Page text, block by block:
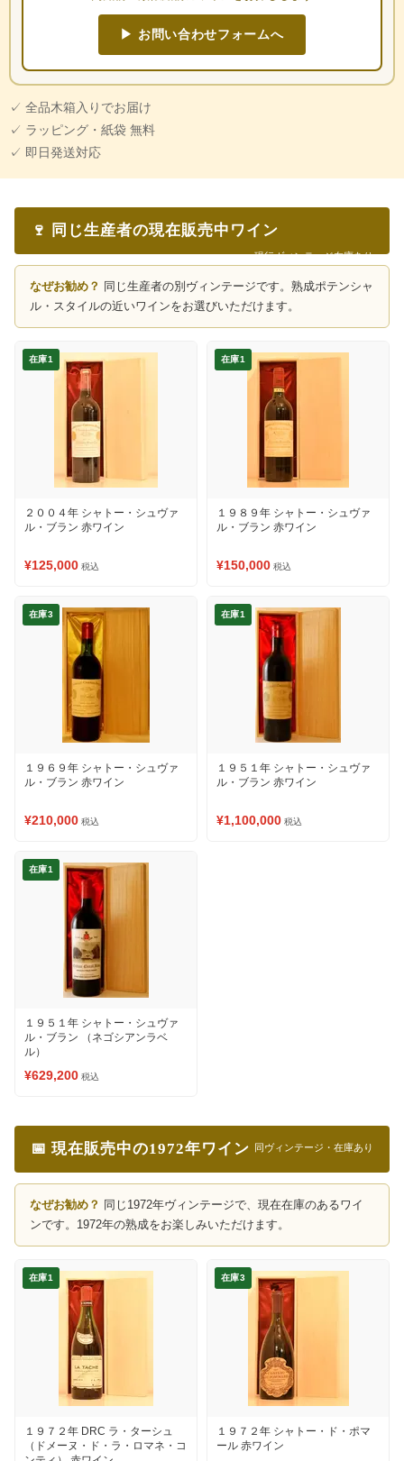
▶ お問い合わせフォームへ
✓ 全品木箱入りでお届け
✓ ラッピング・紙袋 無料
✓ 即日発送対応
🍷 同じ生産者の現在販売中ワイン
現行ヴィンテージ在庫あり
なぜお勧め？ 同じ生産者の別ヴィンテージです。熟成ポテンシャ
ル・スタイルの近いワインをお選びいただけます。
在庫1
２００４年 シャトー・シュヴァ
ル・ブラン 赤ワイン
¥125,000 税込
在庫1
１９８９年 シャトー・シュヴァ
ル・ブラン 赤ワイン
¥150,000 税込
在庫3
１９６９年 シャトー・シュヴァ
ル・ブラン 赤ワイン
¥210,000 税込
在庫1
１９５１年 シャトー・シュヴァ
ル・ブラン 赤ワイン
¥1,100,000 税込
在庫1
１９５１年 シャトー・シュヴァ
ル・ブラン （ネゴシアンラベ
ル）
¥629,200 税込
📅 現在販売中の1972年ワイン 同ヴィンテージ・在庫あり
なぜお勧め？ 同じ1972年ヴィンテージで、現在在庫のあるワイ
ンです。1972年の熟成をお楽しみいただけます。
在庫1
１９７２年 DRC ラ・ターシュ
（ドメーヌ・ド・ラ・ロマネ・コ
在庫3
１９７２年 シャトー・ド・ポマ
ール 赤ワイン